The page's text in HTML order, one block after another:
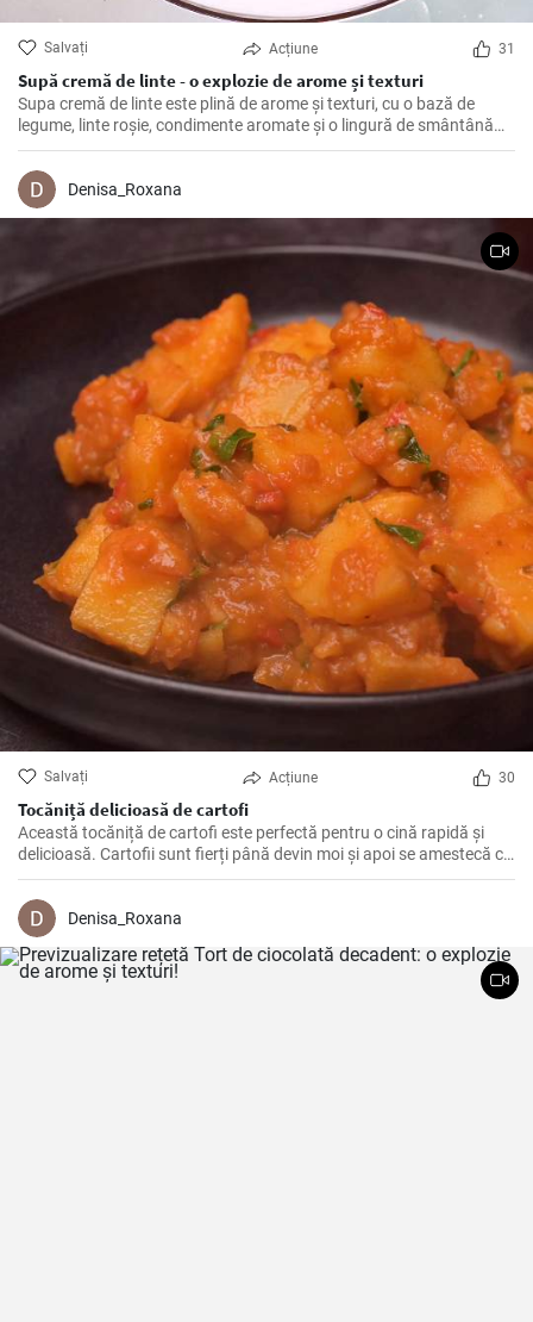
Salvați Acțiune 31
Supă cremă de linte - o explozie de arome și texturi
Supa cremă de linte este plină de arome și texturi, cu o bază de
legume, linte roșie, condimente aromate și o lingură de smântână
proaspătă. Este o opțiune sănătoasă și delicioasă pentru o cină
rapidă sau pentru a impresiona invitații la o cină specială.
Denisa_Roxana
Salvați Acțiune 30
Tocăniță delicioasă de cartofi
Această tocăniță de cartofi este perfectă pentru o cină rapidă și
delicioasă. Cartofii sunt fierți până devin moi și apoi se amestecă cu
ceapă și condimente pentru a crea un gust delicios și reconfortant.
Denisa_Roxana